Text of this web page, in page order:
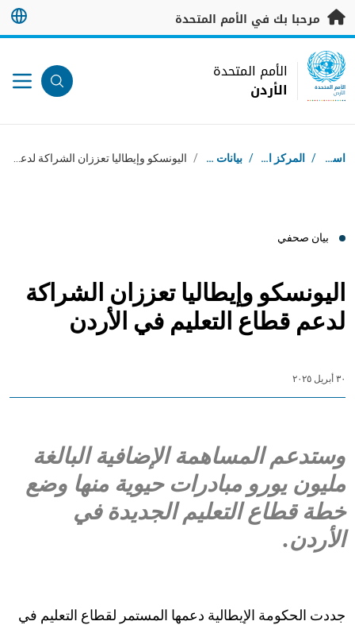
تخطى إلى المحتوى الرئيسي
مرحبا بك في الأمم المتحدة
UN Logo
الأمم المتحدة
الأردن
الأمم المتحدة
الأردن
مسار التنقل
استقبال / المركز الإعلامي / بيانات صحفية /
بيان صحفي
اليونسكو وإيطاليا تعززان الشراكة
لدعم قطاع التعليم في الأردن
٣٠ أبريل ٢٠٢٥
وستدعم المساهمة الإضافية البالغة
مليون يورو مبادرات حيوية منها وضع
خطة قطاع التعليم الجديدة في
الأردن.
جددت الحكومة الإيطالية دعمها المستمر لقطاع التعليم في